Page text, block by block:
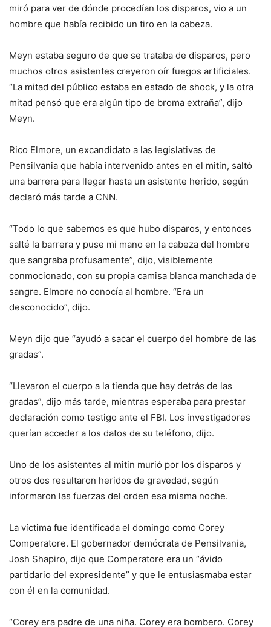
miró para ver de dónde procedían los disparos, vio a un
hombre que había recibido un tiro en la cabeza.
Meyn estaba seguro de que se trataba de disparos, pero
muchos otros asistentes creyeron oír fuegos artificiales.
“La mitad del público estaba en estado de shock, y la otra
mitad pensó que era algún tipo de broma extraña”, dijo
Meyn.
Rico Elmore, un excandidato a las legislativas de
Pensilvania que había intervenido antes en el mitin, saltó
una barrera para llegar hasta un asistente herido, según
declaró más tarde a CNN.
“Todo lo que sabemos es que hubo disparos, y entonces
salté la barrera y puse mi mano en la cabeza del hombre
que sangraba profusamente”, dijo, visiblemente
conmocionado, con su propia camisa blanca manchada de
sangre. Elmore no conocía al hombre. “Era un
desconocido”, dijo.
Meyn dijo que “ayudó a sacar el cuerpo del hombre de las
gradas”.
“Llevaron el cuerpo a la tienda que hay detrás de las
gradas”, dijo más tarde, mientras esperaba para prestar
declaración como testigo ante el FBI. Los investigadores
querían acceder a los datos de su teléfono, dijo.
Uno de los asistentes al mitin murió por los disparos y
otros dos resultaron heridos de gravedad, según
informaron las fuerzas del orden esa misma noche.
La víctima fue identificada el domingo como Corey
Comperatore. El gobernador demócrata de Pensilvania,
Josh Shapiro, dijo que Comperatore era un “ávido
partidario del expresidente” y que le entusiasmaba estar
con él en la comunidad.
“Corey era padre de una niña. Corey era bombero. Corey